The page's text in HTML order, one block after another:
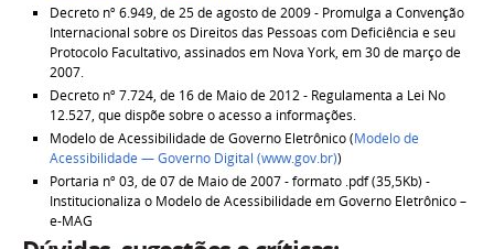
Decreto nº 6.949, de 25 de agosto de 2009 - Promulga a Convenção
Internacional sobre os Direitos das Pessoas com Deficiência e seu
Protocolo Facultativo, assinados em Nova York, em 30 de março de
2007.
Decreto nº 7.724, de 16 de Maio de 2012 - Regulamenta a Lei No
12.527, que dispõe sobre o acesso a informações.
Modelo de Acessibilidade de Governo Eletrônico (Modelo de
Acessibilidade — Governo Digital (www.gov.br))
Portaria nº 03, de 07 de Maio de 2007 - formato .pdf (35,5Kb) -
Institucionaliza o Modelo de Acessibilidade em Governo Eletrônico –
e-MAG